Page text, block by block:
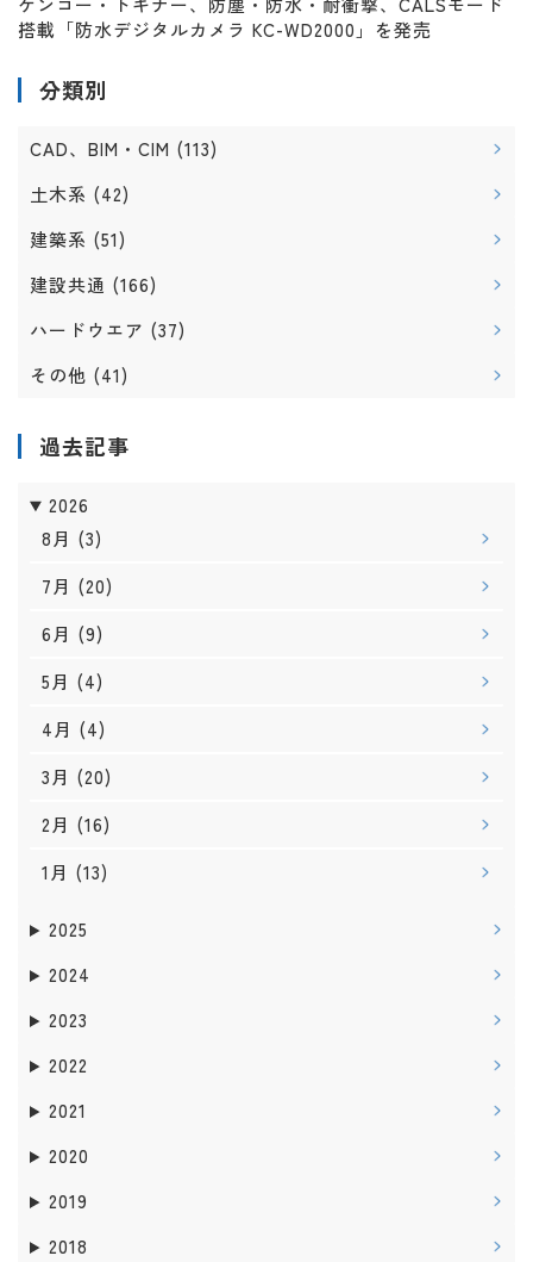
搭載「防水デジタルカメラ KC-WD2000」を発売
分類別
CAD、BIM・CIM (113)
土木系 (42)
建築系 (51)
建設共通 (166)
ハードウエア (37)
その他 (41)
過去記事
2026
8月 (3)
7月 (20)
6月 (9)
5月 (4)
4月 (4)
3月 (20)
2月 (16)
1月 (13)
2025
2024
2023
2022
2021
2020
2019
2018